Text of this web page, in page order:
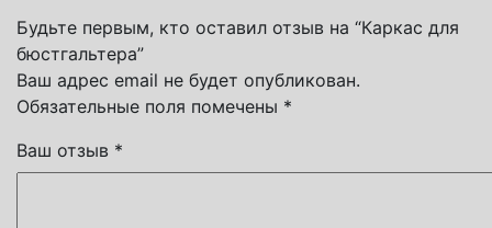
Будьте первым, кто оставил отзыв на “Каркас для
бюстгальтера”
Ваш адрес email не будет опубликован.
Обязательные поля помечены *
Ваш отзыв *